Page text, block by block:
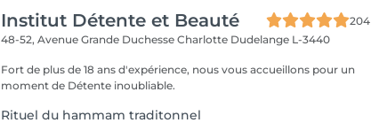
Institut Détente et Beauté
204
48-52, Avenue Grande Duchesse Charlotte Dudelange L-3440
Fort de plus de 18 ans d'expérience, nous vous accueillons pour un
moment de Détente inoubliable.
Rituel du hammam traditonnel